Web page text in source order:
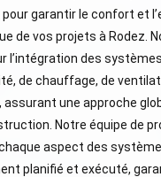
garantir le confort et
de vos projets à Rodez.
l’intégration des
de chauffage, de
une approche
Notre équipe de
aspect des
planifié et exécuté,